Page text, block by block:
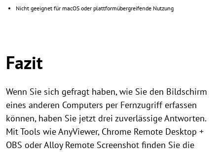
Nicht geeignet für macOS oder plattformübergreifende Nutzung
Fazit
Wenn Sie sich gefragt haben, wie Sie den Bildschirm
eines anderen Computers per Fernzugriff erfassen
können, haben Sie jetzt drei zuverlässige Antworten.
Mit Tools wie AnyViewer, Chrome Remote Desktop +
OBS oder Alloy Remote Screenshot finden Sie die